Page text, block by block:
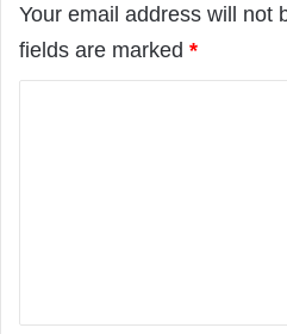
Your email address will not
fields are marked *